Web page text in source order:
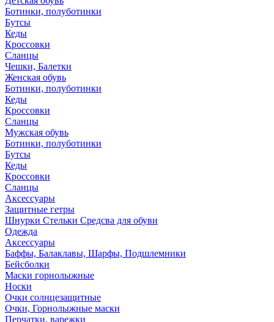
Ботинки, полуботинки
Бутсы
Кеды
Кроссовки
Сланцы
Чешки, Балетки
Женская обувь
Ботинки, полуботинки
Кеды
Кроссовки
Сланцы
Мужская обувь
Ботинки, полуботинки
Бутсы
Кеды
Кроссовки
Сланцы
Аксессуары
Защитные гетры
Шнурки Стельки Средсва для обуви
Одежда
Аксессуары
Баффы, Балаклавы, Шарфы, Подшлемники
Бейсболки
Маски горнолыжные
Носки
Очки солнцезащитные
Очки, Горнолыжные маски
Перчатки, варежки